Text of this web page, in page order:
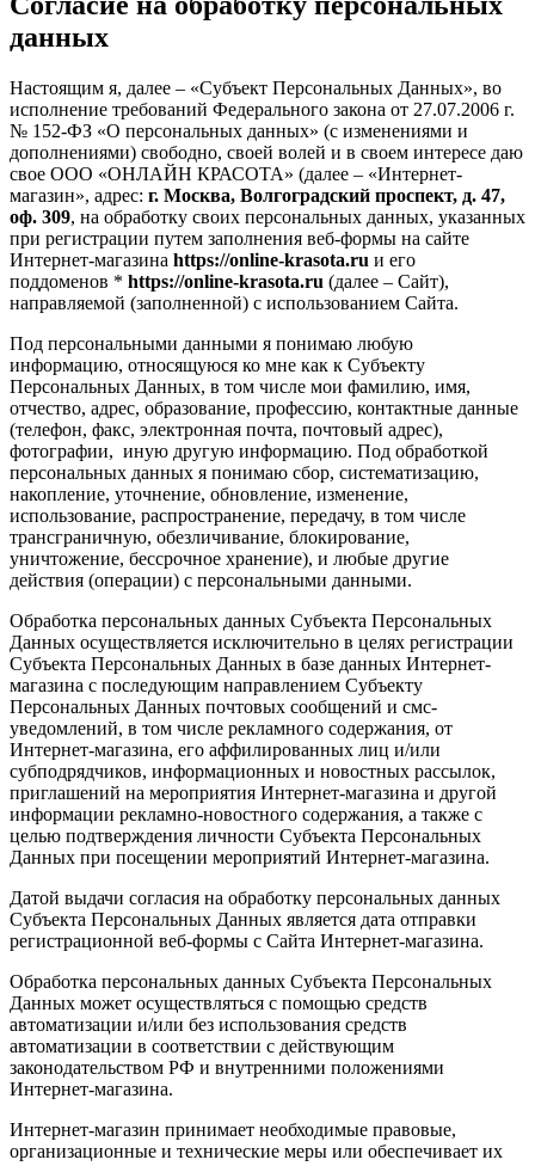
данных
Настоящим я, далее – «Субъект Персональных Данных», во
исполнение требований Федерального закона от 27.07.2006 г.
№ 152-ФЗ «О персональных данных» (с изменениями и
дополнениями) свободно, своей волей и в своем интересе даю
свое ООО «ОНЛАЙН КРАСОТА» (далее – «Интернет-
магазин», адрес: г. Москва, Волгоградский проспект, д. 47,
оф. 309, на обработку своих персональных данных, указанных
при регистрации путем заполнения веб-формы на сайте
Интернет-магазина https://online-krasota.ru и его
поддоменов * https://online-krasota.ru (далее – Сайт),
направляемой (заполненной) с использованием Сайта.
Под персональными данными я понимаю любую
информацию, относящуюся ко мне как к Субъекту
Персональных Данных, в том числе мои фамилию, имя,
отчество, адрес, образование, профессию, контактные данные
(телефон, факс, электронная почта, почтовый адрес),
фотографии, иную другую информацию. Под обработкой
персональных данных я понимаю сбор, систематизацию,
накопление, уточнение, обновление, изменение,
использование, распространение, передачу, в том числе
трансграничную, обезличивание, блокирование,
уничтожение, бессрочное хранение), и любые другие
действия (операции) с персональными данными.
Обработка персональных данных Субъекта Персональных
Данных осуществляется исключительно в целях регистрации
Субъекта Персональных Данных в базе данных Интернет-
магазина с последующим направлением Субъекту
Персональных Данных почтовых сообщений и смс-
уведомлений, в том числе рекламного содержания, от
Интернет-магазина, его аффилированных лиц и/или
субподрядчиков, информационных и новостных рассылок,
приглашений на мероприятия Интернет-магазина и другой
информации рекламно-новостного содержания, а также с
целью подтверждения личности Субъекта Персональных
Данных при посещении мероприятий Интернет-магазина.
Датой выдачи согласия на обработку персональных данных
Субъекта Персональных Данных является дата отправки
регистрационной веб-формы с Сайта Интернет-магазина.
Обработка персональных данных Субъекта Персональных
Данных может осуществляться с помощью средств
автоматизации и/или без использования средств
автоматизации в соответствии с действующим
законодательством РФ и внутренними положениями
Интернет-магазина.
Интернет-магазин принимает необходимые правовые,
организационные и технические меры или обеспечивает их